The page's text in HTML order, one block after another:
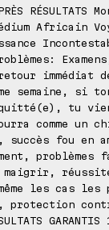
RÉSULTATS
Africain
immédiat
semaine, si
quitté(e), tu
comme un
succès fou en
problèmes
maigrir,
les cas les
protection
GARANTIS